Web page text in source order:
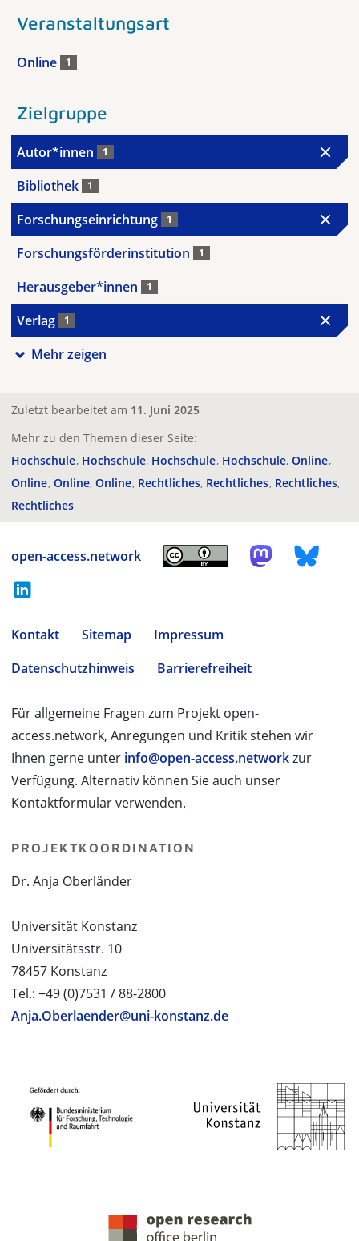
Veranstaltungsart
Online 1
Zielgruppe
Autor*innen 1
Bibliothek 1
Forschungseinrichtung 1
Forschungsförderinstitution 1
Herausgeber*innen 1
Verlag 1
Mehr zeigen
Zuletzt bearbeitet am 11. Juni 2025
Mehr zu den Themen dieser Seite:
Hochschule Hochschule Hochschule Hochschule Online
Online Online Online Rechtliches Rechtliches Rechtliches
Rechtliches
open-access.network
Kontakt Sitemap
Impressum
Datenschutzhinweis
Barrierefreiheit
Für allgemeine Fragen zum Projekt open-
access.network, Anregungen und Kritik stehen wir
Ihnen gerne unter info@open-access.networkzur
Verfügung. Alternativ können Sie auch unser
Kontaktformular verwenden.
PROJEKTKOORDINATION
Dr. Anja Oberländer
Universität Konstanz
Universitätsstr. 10
78457 Konstanz
Tel.: +49 (0)7531 / 88-2800
Anja.Oberlaender@uni-konstanz.de